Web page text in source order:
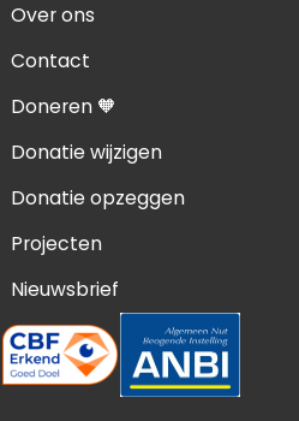
Over ons
Contact
Doneren 🧡
Donatie wijzigen
Donatie opzeggen
Projecten
Nieuwsbrief